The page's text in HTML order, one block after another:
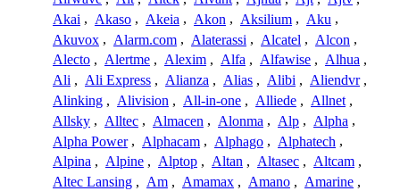
Akai , Akaso , Akeia , Akon , Aksilium , Aku ,
Akuvox , Alarm.com , Alaterassi , Alcatel , Alcon ,
Alecto , Alertme , Alexim , Alfa , Alfawise , Alhua ,
Ali , Ali Express , Alianza , Alias , Alibi , Aliendvr ,
Alinking , Alivision , All-in-one , Alliede , Allnet ,
Allsky , Alltec , Almacen , Alonma , Alp , Alpha ,
Alpha Power , Alphacam , Alphago , Alphatech ,
Alpina , Alpine , Alptop , Altan , Altasec , Altcam ,
Altec Lansing , Am , Amamax , Amano , Amarine ,